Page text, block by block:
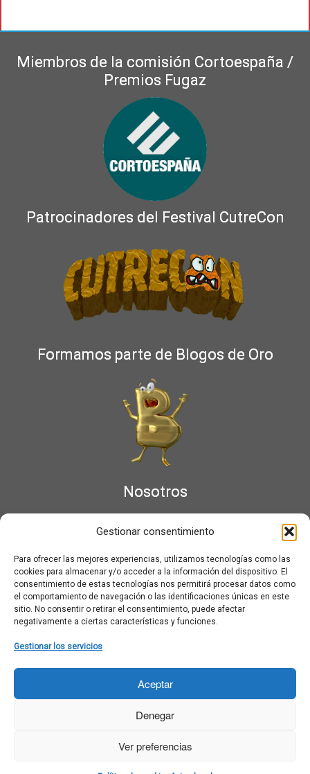
Gestionar consentimiento
Para ofrecer las mejores experiencias, utilizamos tecnologías como las
cookies para almacenar y/o acceder a la información del dispositivo. El
consentimiento de estas tecnologías nos permitirá procesar datos como
el comportamiento de navegación o las identificaciones únicas en este
sitio. No consentir o retirar el consentimiento, puede afectar
negativamente a ciertas características y funciones.
Gestionar los servicios
Aceptar
Denegar
Ver preferencias
Miembros de la comisión Cortoespaña /
Premios Fugaz
Patrocinadores del Festival CutreCon
Formamos parte de Blogos de Oro
Nosotros
Aviso legal
Más información sobre las cookies
Noticias al correo
Política de cookies
Política de cookies (UE)
Política de privacidad
Ponte en contacto con nosotros
Buscar: